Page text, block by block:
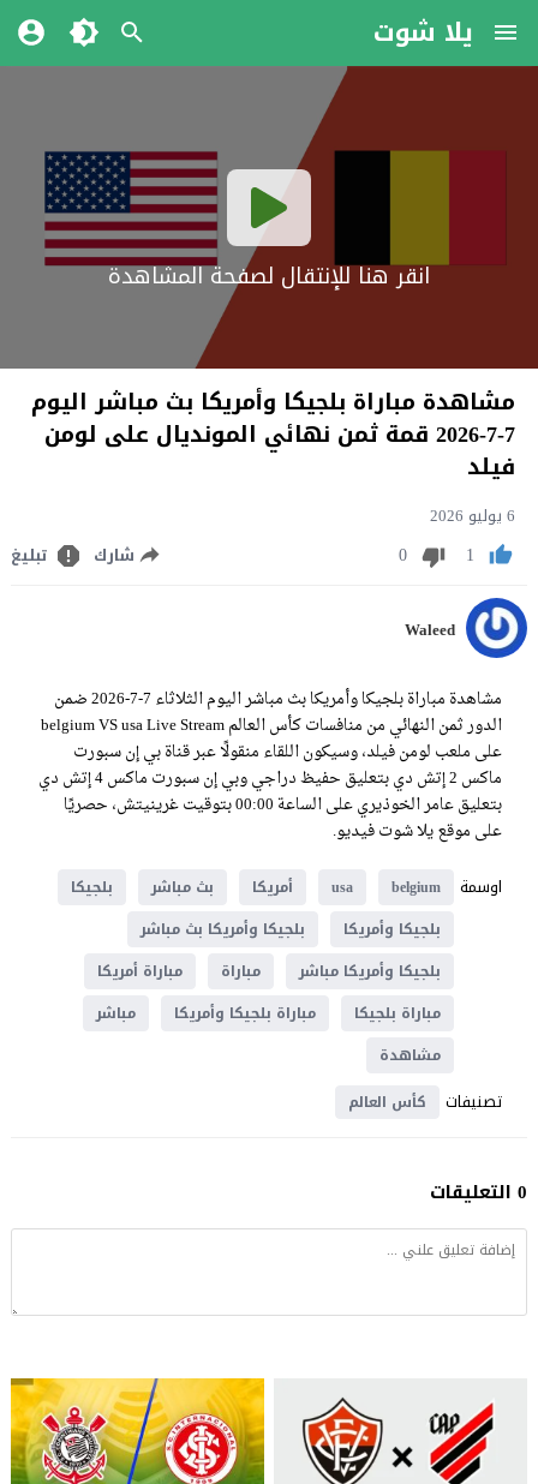
يلا شوت
انقر هنا للإنتقال لصفحة المشاهدة
مشاهدة مباراة بلجيكا وأمريكا بث مباشر اليوم
7-7-2026 قمة ثمن نهائي المونديال على لومن
فيلد
6 يوليو 2026
1
0 شارك تبليغ
Waleed
مشاهدة مباراة بلجيكا وأمريكا بث مباشر اليوم الثلاثاء 7-7-2026 ضمن
الدور ثمن النهائي من منافسات كأس العالم belgium VS usa Live Stream
على ملعب لومن فيلد، وسيكون اللقاء منقولًا عبر قناة بي إن سبورت
ماكس 2 إتش دي بتعليق حفيظ دراجي وبي إن سبورت ماكس 4 إتش دي
بتعليق عامر الخوذيري على الساعة 00:00 بتوقيت غرينيتش، حصريًا
على موقع يلا شوت فيديو.
اوسمة
belgium
usa أمريكا بث مباشر
بلجيكا
بلجيكا وأمريكا
بلجيكا وأمريكا بث مباشر
بلجيكا وأمريكا مباشر
مباراة
مباراة أمريكا
مباراة بلجيكا
مباراة بلجيكا وأمريكا
مباشر
مشاهدة
تصنيفات كأس العالم
0 التعليقات